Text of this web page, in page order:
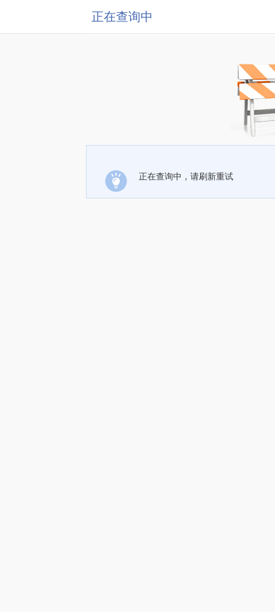
正在查询中
正在查询中，请刷新重试